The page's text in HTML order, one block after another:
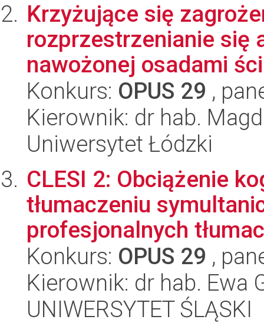
Krzyżujące się
rozprzestrzenianie się
nawożonej osadami
Konkurs: OPUS 29 ,
Kierownik: dr hab.
Uniwersytet Łódzki
CLESI 2: Obciążenie
tłumaczeniu
profesjonalnych
Konkurs: OPUS 29 ,
Kierownik: dr hab. Ewa
UNIWERSYTET ŚLĄSKI